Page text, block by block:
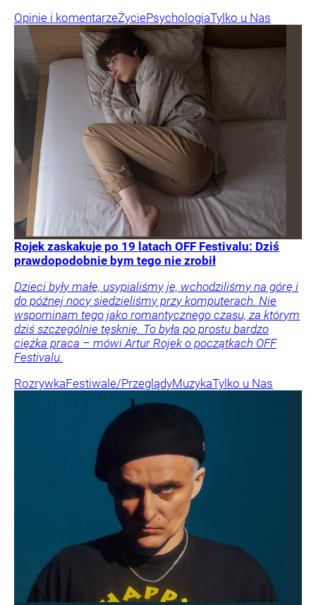
Opinie i komentarzeŻyciePsychologiaTylko u Nas
Rojek zaskakuje po 19 latach OFF Festivalu: Dziś
prawdopodobnie bym tego nie zrobił
Dzieci były małe, usypialiśmy je, wchodziliśmy na górę i
do późnej nocy siedzieliśmy przy komputerach. Nie
wspominam tego jako romantycznego czasu, za którym
dziś szczególnie tęsknię. To była po prostu bardzo
ciężka praca – mówi Artur Rojek o początkach OFF
Festivalu.
RozrywkaFestiwale/PrzeglądyMuzykaTylko u Nas